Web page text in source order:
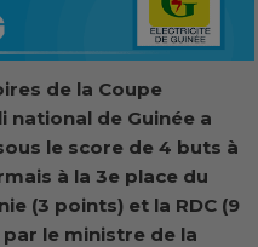
de la Coupe
national de Guinée a
le score de 4 buts à
à la 3e place du
(3 points) et la RDC (9
le ministre de la